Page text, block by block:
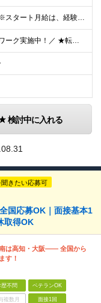
◆月給40万円～70万円 ※スタート月給は、経験・能力・前職の給与等を考慮の上で決定いたします。 ※上記金額には残業の有無に関わらず、 月30時間分の固定残業代（7万6,000円～13万3,000円
＼社員の9割がリモートワーク実施中！／ ★転勤ナシ！ ★UIターン歓迎！ 関東、関西、東海、九州・中国エリアの各プロジェクト先から希望を優先して決定。 ※リモート案件も多数あり！ ◆関東エリア
検討中に入れる
聞きたい応募可
国応募OK｜面接基本1
取得OK
は高知・大阪—— 全国から
す！
歴不問 ベテランOK
複数月 面接1回